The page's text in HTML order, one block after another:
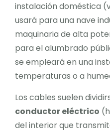
instalación doméstica
usará para una nave
maquinaria de alta
para el alumbrado
se empleará en una
temperaturas o a
Los cables suelen
conductor eléctrico
del interior que